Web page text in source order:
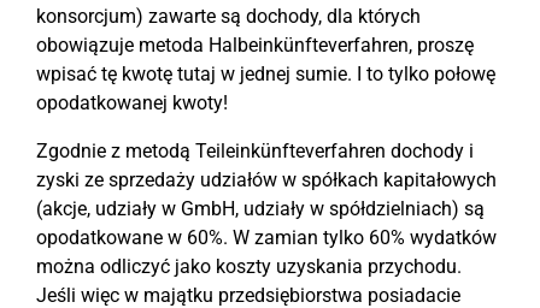
konsorcjum) zawarte są dochody, dla których
obowiązuje metoda Halbeinkünfteverfahren, proszę
wpisać tę kwotę tutaj w jednej sumie. I to tylko połowę
opodatkowanej kwoty!
Zgodnie z metodą Teileinkünfteverfahren dochody i
zyski ze sprzedaży udziałów w spółkach kapitałowych
(akcje, udziały w GmbH, udziały w spółdzielniach) są
opodatkowane w 60%. W zamian tylko 60% wydatków
można odliczyć jako koszty uzyskania przychodu.
Jeśli więc w majątku przedsiębiorstwa posiadacie